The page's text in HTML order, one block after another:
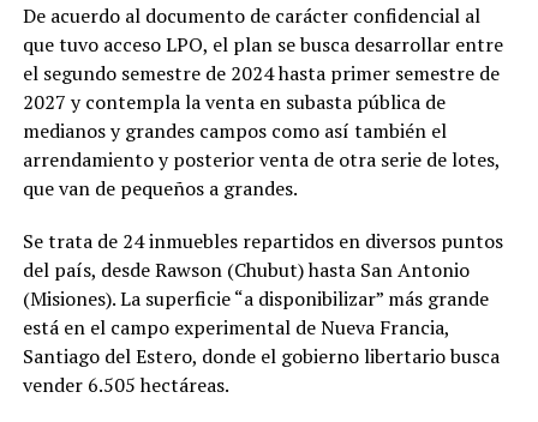
De acuerdo al documento de carácter confidencial al
que tuvo acceso LPO, el plan se busca desarrollar entre
el segundo semestre de 2024 hasta primer semestre de
2027 y contempla la venta en subasta pública de
medianos y grandes campos como así también el
arrendamiento y posterior venta de otra serie de lotes,
que van de pequeños a grandes.
Se trata de 24 inmuebles repartidos en diversos puntos
del país, desde Rawson (Chubut) hasta San Antonio
(Misiones). La superficie “a disponibilizar” más grande
está en el campo experimental de Nueva Francia,
Santiago del Estero, donde el gobierno libertario busca
vender 6.505 hectáreas.